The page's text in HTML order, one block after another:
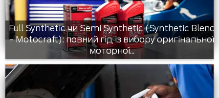
Full Synthetic чи Semi Synthetic (Synthetic Blend
- Motocraft): повний гід із вибору оригінальної
моторної...